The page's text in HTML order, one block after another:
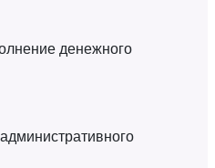
денежного